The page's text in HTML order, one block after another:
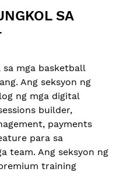
SA
mga basketball
Ang seksyon ng
ng mga digital
builder,
payments
para sa
team. Ang seksyon ng
training